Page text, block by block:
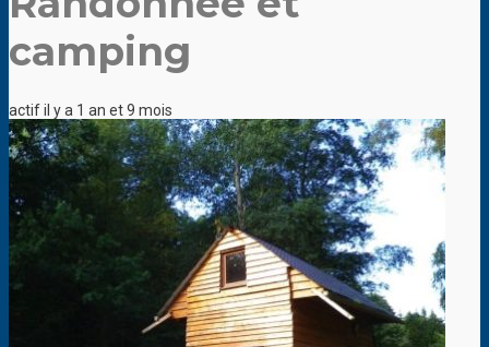
camping
actif il y a 1 an et 9 mois